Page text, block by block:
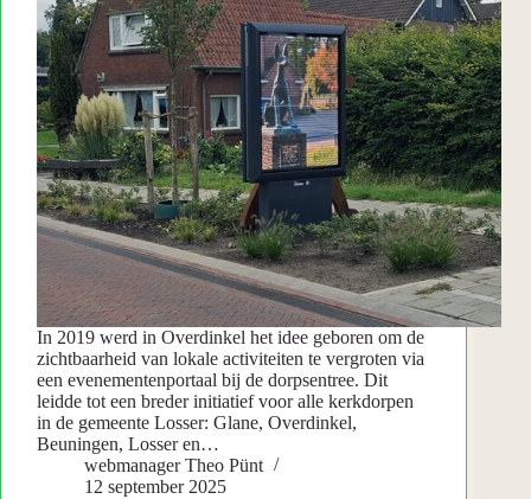
In 2019 werd in Overdinkel het idee geboren om de
zichtbaarheid van lokale activiteiten te vergroten via
een evenementenportaal bij de dorpsentree. Dit
leidde tot een breder initiatief voor alle kerkdorpen
in de gemeente Losser: Glane, Overdinkel,
Beuningen, Losser en…
webmanager Theo Pünt
12 september 2025